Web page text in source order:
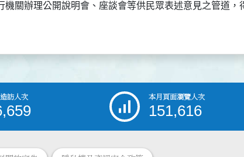
機關辦理公開說明會、座談會等供民眾表述意見之管道，
訪人次 本月頁面瀏覽人次
151,616